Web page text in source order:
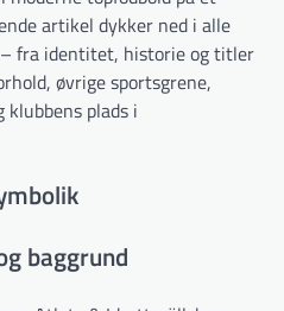
artikel dykker ned i alle
fra identitet, historie og titler
øvrige sportsgrene,
plads i
baggrund